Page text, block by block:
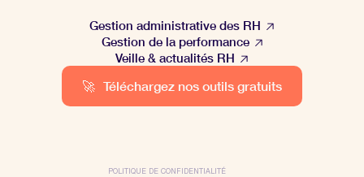
Gestion administrative des RH
Gestion de la performance
Veille & actualités RH
🚀 Téléchargez nos outils gratuits
POLITIQUE DE CONFIDENTIALITÉ